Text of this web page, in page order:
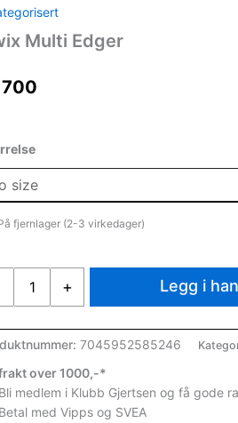
Multi Edger
fjernlager (2-3 virkedager)
+ Legg i
7045952585246
over 1000,-*
Bli medlem i Klubb Gjertsen og få gode
Betal med Vipps og SVEA